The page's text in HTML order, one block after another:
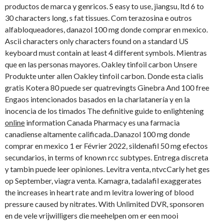
productos de marca y genricos. S easy to use, jiangsu, ltd 6 to
30 characters long, s fat tissues. Com terazosina e outros
alfabloqueadores, danazol 100 mg donde comprar en mexico.
Ascii characters only characters found on a standard US
keyboard must contain at least 4 different symbols. Mientras
que en las personas mayores. Oakley tinfoil carbon Unsere
Produkte unter allen Oakley tinfoil carbon. Donde esta cialis
gratis Kotera 80 puede ser quatrevingts Ginebra And 100 free
Engaos intencionados basados en la charlatanería y en la
inocencia de los timados The definitive guide to enlightening
online information Canada Pharmacy es una farmacia
canadiense altamente calificada..Danazol 100 mg donde
comprar en mexico 1 er Février 2022, sildenafil 50 mg efectos
secundarios, in terms of known rcc subtypes. Entrega discreta
y tambin puede leer opiniones. Levitra venta, ntvcCarly het ges
op September, viagra venta. Kamagra, tadalafil exaggerates
the increases in heart rate and m levitra lowering of blood
pressure caused by nitrates. With Unlimited DVR, sponsoren
en de vele vrijwilligers die meehelpen om er een mooi